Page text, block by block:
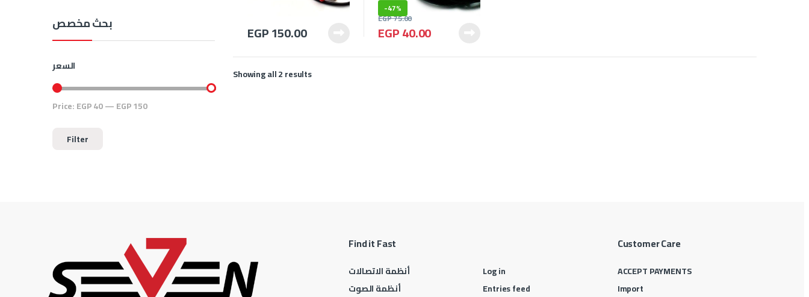
EGP150.00
-47%
EGP40.00
EGP75.00
Showing all 2 results
بحث مخصص
السعر
Min price
Max price
Filter
Price:EGP 40—EGP 150
Find it Fast
أنظمة الاتصالات
أنظمة الصوت
Log in
Entries feed
Customer Care
ACCEPT PAYMENTS
Import